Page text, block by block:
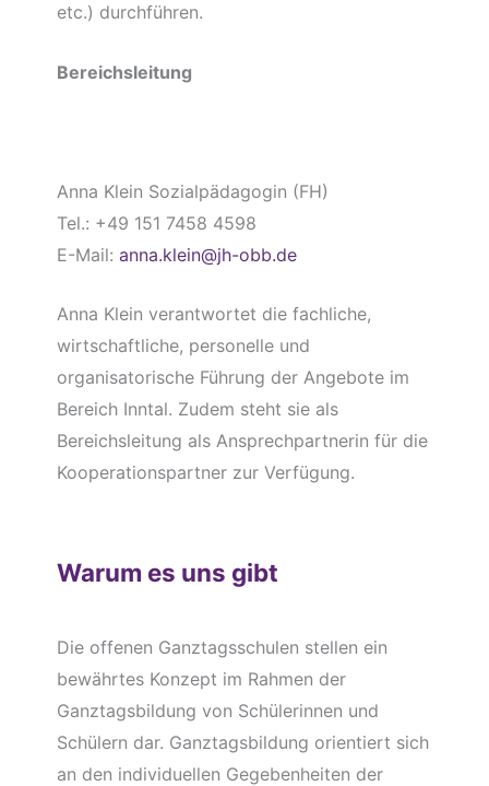
etc.) durchführen.
Bereichsleitung
Anna Klein Sozialpädagogin (FH)
Tel.: +49 151 7458 4598
E-Mail: anna.klein@jh-obb.de
Anna Klein verantwortet die fachliche,
wirtschaftliche, personelle und
organisatorische Führung der Angebote im
Bereich Inntal. Zudem steht sie als
Bereichsleitung als Ansprechpartnerin für die
Kooperationspartner zur Verfügung.
Warum es uns gibt
Die offenen Ganztagsschulen stellen ein
bewährtes Konzept im Rahmen der
Ganztagsbildung von Schülerinnen und
Schülern dar. Ganztagsbildung orientiert sich
an den individuellen Gegebenheiten der